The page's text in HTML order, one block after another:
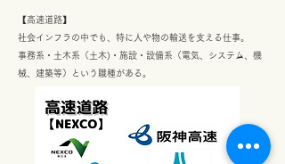
【 高速道路】
社会インフラの中でも、特に人や物の輸送を支える仕事。
事務系・土木系（土木)・施設・設備系（電気、システム、機
械、建築等）という職種がある。